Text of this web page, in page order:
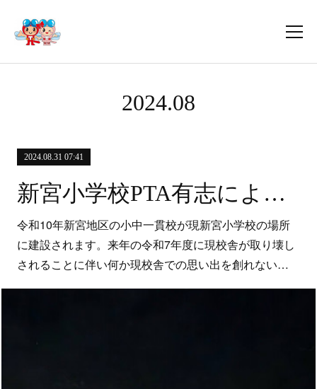
2024.08
2024.08.31 07:41
新宮小学校PTA有志による夏の思い出プロジェクト
令和10年新宮地区の小中一貫校が現新宮小学校の場所
に建設されます。来年の令和7年度に現校舎が取り壊し
されることに伴い何か現校舎での思い出を創れない…